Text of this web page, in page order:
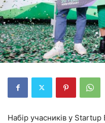
Набір учасників у